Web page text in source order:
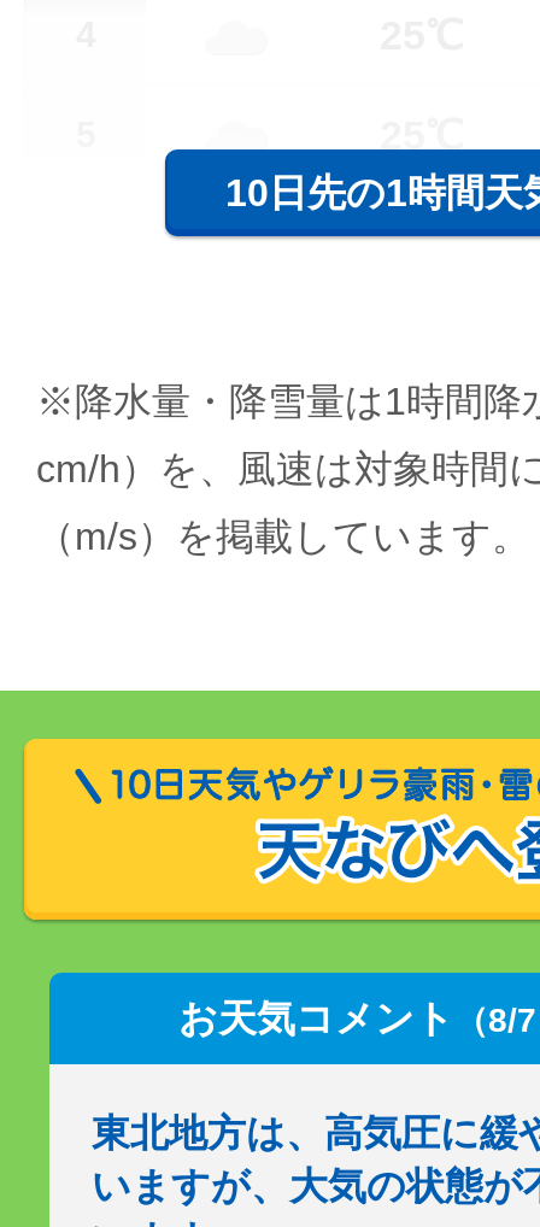
10日先の1時間天
※降水量・降雪量は1時間降
cm/h）を、風速は対象時間
（m/s）を掲載しています。
お天気コメント （8/
東北地方は、高気圧に緩
いますが、大気の状態が